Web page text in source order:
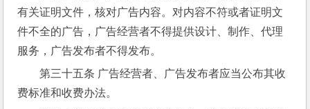
有关证明文件，核对广告内容。对内容不符或者证明文
件不全的广告，广告经营者不得提供设计、制作、代理
服务，广告发布者不得发布。
第三十五条 广告经营者、广告发布者应当公布其收
费标准和收费办法。